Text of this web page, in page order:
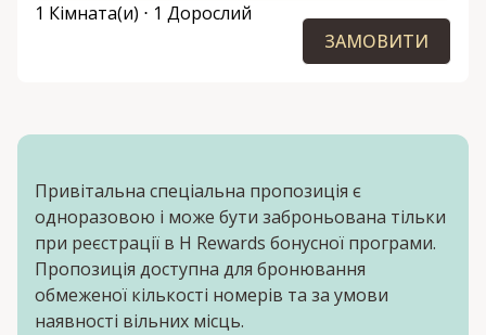
1 Кімната(и) ⋅ 1 Дорослий
ЗАМОВИТИ
Привітальна спеціальна пропозиція є
одноразовою і може бути заброньована тільки
при реєстрації в H Rewards бонусної програми.
Пропозиція доступна для бронювання
обмеженої кількості номерів та за умови
наявності вільних місць.